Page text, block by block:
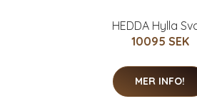
HEDDA Hylla
10095 SEK
MER INFO!